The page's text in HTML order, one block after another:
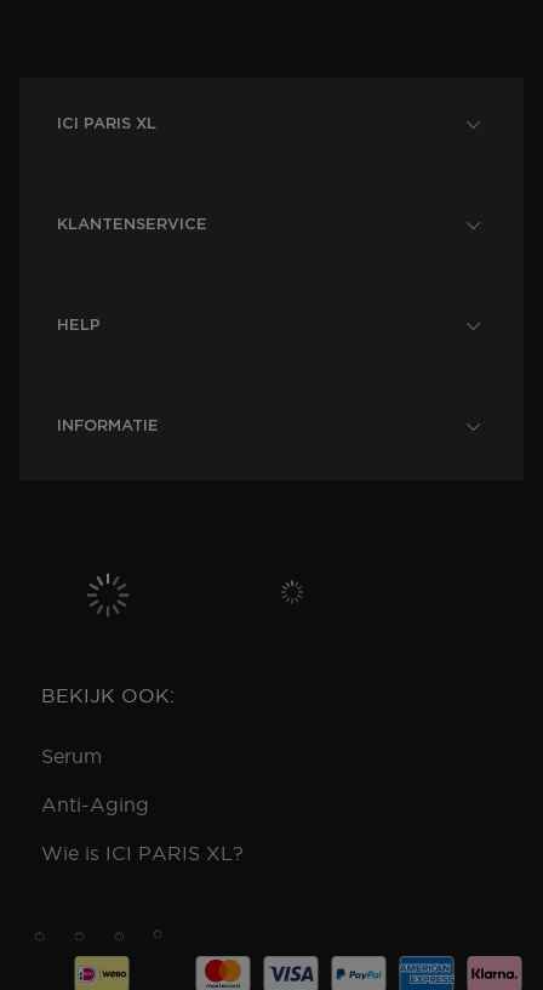
ICI PARIS XL
KLANTENSERVICE
HELP
INFORMATIE
BEKIJK OOK:
Serum
Anti-Aging
Wie is ICI PARIS XL?